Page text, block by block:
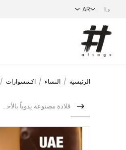
الرئيسية / النساء / اكسسوارات /
قلادة مصنوعة يدوياً بالأحجا...